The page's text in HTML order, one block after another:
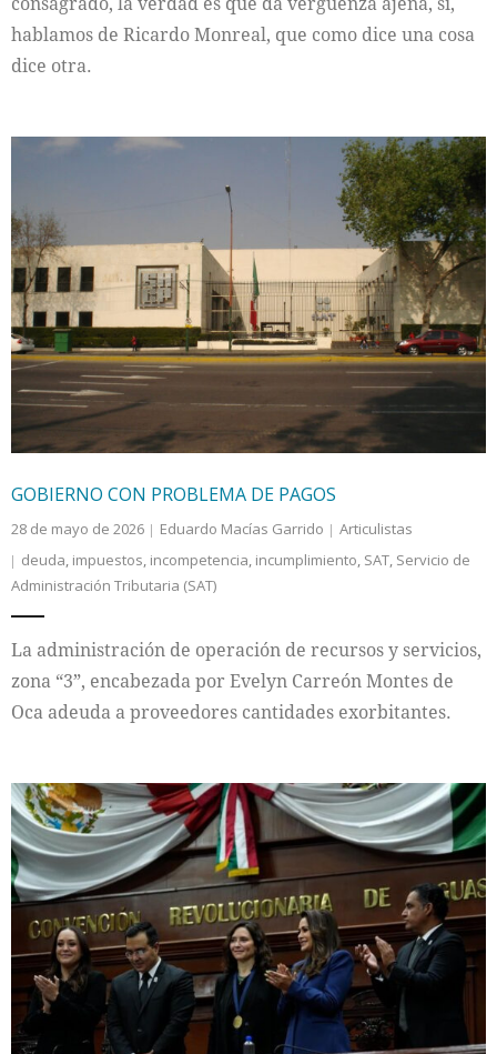
hablamos de Ricardo Monreal, que como dice una cosa
dice otra.
GOBIERNO CON PROBLEMA DE PAGOS
28 de mayo de 2026 Eduardo Macías Garrido
Articulistas
deuda, impuestos, incompetencia, incumplimiento, SAT, Servicio de
Administración Tributaria (SAT)
La administración de operación de recursos y servicios,
zona “3”, encabezada por Evelyn Carreón Montes de
Oca adeuda a proveedores cantidades exorbitantes.